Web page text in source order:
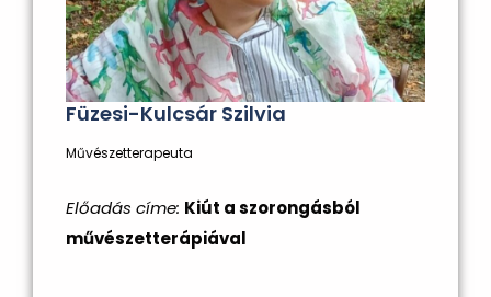
Füzesi-Kulcsár Szilvia
Művészetterapeuta
Előadás címe: Kiút a szorongásból
művészetterápiával